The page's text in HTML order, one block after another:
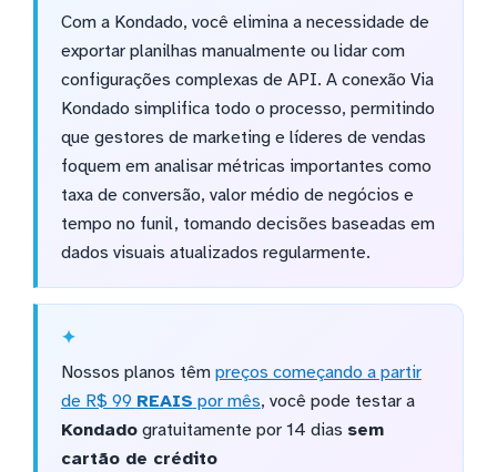
Com a Kondado, você elimina a necessidade de
exportar planilhas manualmente ou lidar com
configurações complexas de API. A conexão Via
Kondado simplifica todo o processo, permitindo
que gestores de marketing e líderes de vendas
foquem em analisar métricas importantes como
taxa de conversão, valor médio de negócios e
tempo no funil, tomando decisões baseadas em
dados visuais atualizados regularmente.
Nossos planos têm preços começando a partir
de R$ 99 REAIS por mês, você pode testar a
Kondadogratuitamente por 14 dias sem
cartão de crédito